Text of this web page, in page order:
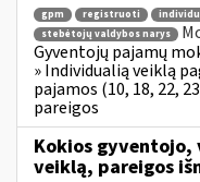
gpm registruoti
stebėtojų valdybos narys
Gyventojų pajamų
» Individualią veiklą
pajamos (10, 18, 22,
pareigos
Kokios
veiklą, pareigos